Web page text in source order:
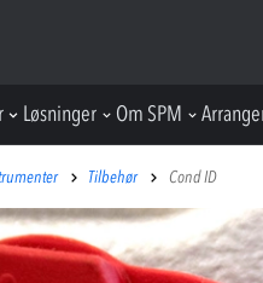
Løsninger Om SPM
Tilbehør Cond ID